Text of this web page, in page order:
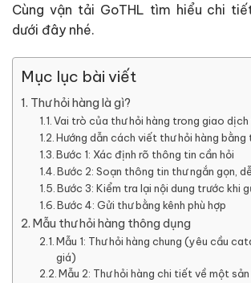
Cùng vận tải GoTHL tìm hiểu chi
dưới đây nhé.
Mục lục bài viết
Thư hỏi hàng là gì?
Vai trò của thư hỏi hàng trong giao dịch
Hướng dẫn cách viết thư hỏi hàng bằng
Bước 1: Xác định rõ thông tin cần hỏi
Bước 2: Soạn thông tin thư ngắn gọn,
Bước 3: Kiểm tra lại nội dung trước khi
Bước 4: Gửi thư bằng kênh phù hợp
Mẫu thư hỏi hàng thông dụng
Mẫu 1: Thư hỏi hàng chung (yêu cầu
giá)
Mẫu 2: Thư hỏi hàng chi tiết về một